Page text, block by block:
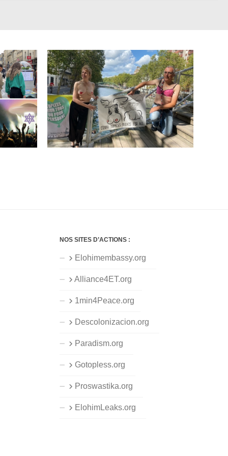
NOS SITES D’ACTIONS :
Elohimembassy.org
Alliance4ET.org
1min4Peace.org
Descolonizacion.org
Paradism.org
Gotopless.org
Proswastika.org
ElohimLeaks.org